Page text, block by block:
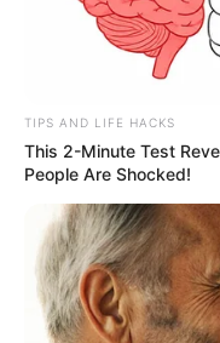
TIPS AND LIFE HACKS
This 2-Minute Test
People Are Shocked!